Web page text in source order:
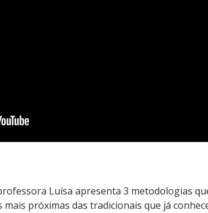
Luísa apresenta 3 metodologias
próximas das tradicionais que já